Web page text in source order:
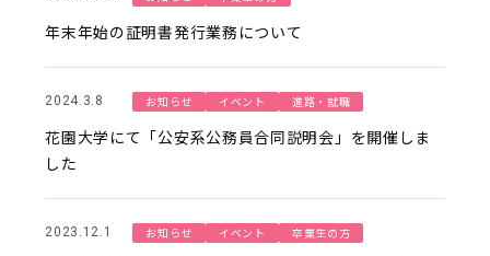
年末年始の証明書発行業務について
2024.3.8 お知らせ イベント 進路・就職
花園大学にて「公安系公務員合同説明会」を開催しま
した
2023.12.1 お知らせ イベント 卒業生の方